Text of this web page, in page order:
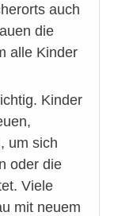
auch
die
alle Kinder
Kinder
um sich
oder die
Viele
mit neuem